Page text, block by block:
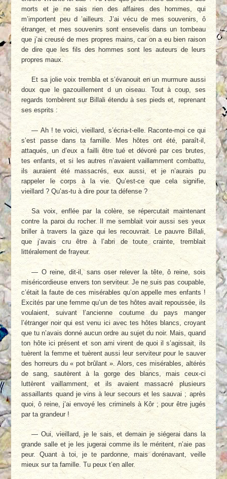
morts et je ne sais rien des affaires des hommes, qui
m’importent peu d ’ailleurs. J’ai vécu de mes souvenirs, ô
étranger, et mes souvenirs sont ensevelis dans un tombeau
que j’ai creusé de mes propres mains, car on a eu bien raison
de dire que les fils des hommes sont les auteurs de leurs
propres maux.
Et sa jolie voix trembla et s’évanouit en un murmure aussi
doux que le gazouillement d un oiseau. Tout à coup, ses
regards tombèrent sur Billali étendu à ses pieds et, reprenant
ses esprits :
— Ah ! te voici, vieillard, s’écria-t-elle. Raconte-moi ce qui
s’est passe dans ta famille. Mes hôtes ont été, paraît-il,
attaqués, un d’eux a failli être tué et dévoré par ces brutes,
tes enfants, et si les autres n’avaient vaillamment combattu,
ils auraient été massacrés, eux aussi, et je n’aurais pu
rappeler le corps à la vie. Qu’est-ce que cela signifie,
vieillard ? Qu’as-tu à dire pour ta défense ?
Sa voix, enflée par la colère, se répercutait maintenant
contre la paroi du rocher. Il me semblait voir aussi ses yeux
briller à travers la gaze qui les recouvrait. Le pauvre Billali,
que j’avais cru être à l’abri de toute crainte, tremblait
littéralement de frayeur.
— O reine, dit-il, sans oser relever la tête, ô reine, sois
miséricordieuse envers ton serviteur. Je ne suis pas coupable,
c’était la faute de ces misérables qu’on appelle mes enfants !
Excités par une femme qu’un de tes hôtes avait repoussée, ils
voulaient, suivant l’ancienne coutume du pays manger
l’étranger noir qui est venu ici avec tes hôtes blancs, croyant
que tu n’avais donné aucun ordre au sujet du noir. Mais, quand
ton hôte ici présent et son ami virent de quoi il s’agissait, ils
tuèrent la femme et tuèrent aussi leur serviteur pour le sauver
des horreurs du « pot brûlant ». Alors, ces misérables, altérés
de sang, sautèrent à la gorge des blancs, mais ceux-ci
luttèrent vaillamment, et ils avaient massacré plusieurs
assaillants quand je vins à leur secours et les sauvai ; après
quoi, ô reine, j’ai envoyé les criminels à Kôr ; pour être jugés
par ta grandeur !
— Oui, vieillard, je le sais, et demain je siégerai dans la
grande salle et je les jugerai comme ils le méritent, n’aie pas
peur. Quant à toi, je te pardonne, mais dorénavant, veille
mieux sur ta famille. Tu peux t’en aller.